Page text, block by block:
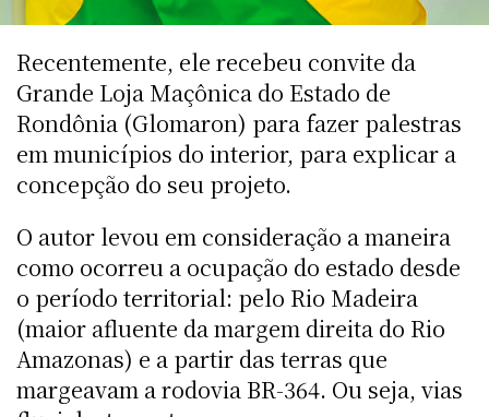
Recentemente, ele recebeu convite da
Grande Loja Maçônica do Estado de
Rondônia (Glomaron) para fazer palestras
em municípios do interior, para explicar a
concepção do seu projeto.
O autor levou em consideração a maneira
como ocorreu a ocupação do estado desde
o período territorial: pelo Rio Madeira
(maior afluente da margem direita do Rio
Amazonas) e a partir das terras que
margeavam a rodovia BR-364. Ou seja, vias